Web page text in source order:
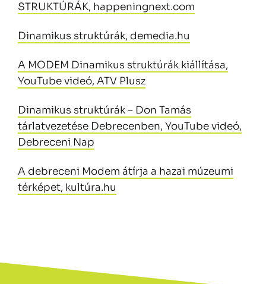
STRUKTÚRÁK, happeningnext.com
Dinamikus struktúrák, demedia.hu
A MODEM Dinamikus struktúrák kiállítása,
YouTube videó, ATV Plusz
Dinamikus struktúrák – Don Tamás
tárlatvezetése Debrecenben, YouTube videó,
Debreceni Nap
A debreceni Modem átírja a hazai múzeumi
térképet, kultúra.hu